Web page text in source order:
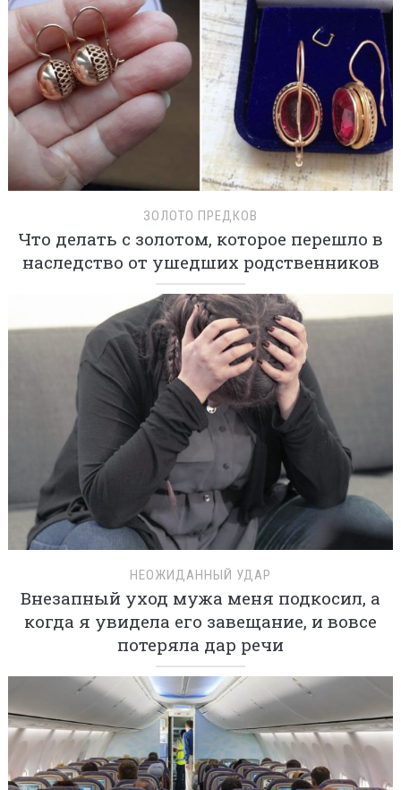
ЗОЛОТО ПРЕДКОВ
Что делать с золотом, которое перешло в
наследство от ушедших родственников
НЕОЖИДАННЫЙ УДАР
Внезапный уход мужа меня подкосил, а
когда я увидела его завещание, и вовсе
потеряла дар речи